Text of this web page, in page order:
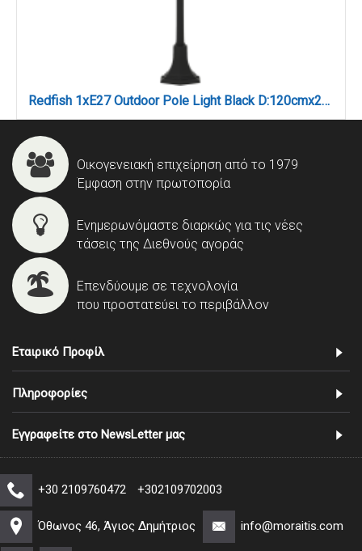
Redfish 1xE27 Outdoor Pole Light Black D:120cmx21.6cm (80500214)
Οικογενειακή επιχείρηση από το 1979
Έμφαση στην πρωτοπορία
Ενημερωνόμαστε διαρκώς για τις νέες
τάσεις της Διεθνούς αγοράς
Επενδύουμε σε τεχνολογία
που προστατεύει το περιβάλλον
Εταιρικό Προφίλ
Πληροφορίες
Εγγραφείτε στο NewsLetter μας
+30 2109760472 +302109702003
Όθωνος 46, Άγιος Δημήτριος info@moraitis.com